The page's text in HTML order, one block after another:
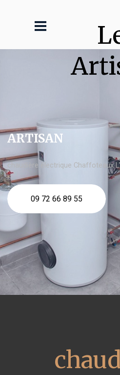
ARTISAN
chaudière électrique Chaffoteaux
09 72 66 89 55